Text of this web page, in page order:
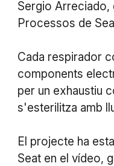
Sergio Arreciado,
Processos de
Cada respirador
components
per un exhaustiu
s'esterilitza amb
El projecte ha
Seat en el vídeo,